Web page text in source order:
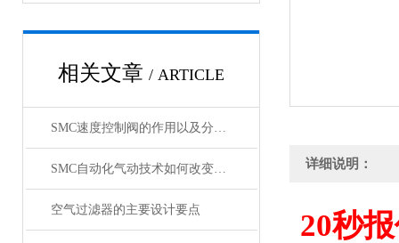
相关文章 / ARTICLE
SMC速度控制阀的作用以及分类情况介绍
SMC自动化气动技术如何改变制造业?
空气过滤器的主要设计要点
详细说明：
20秒